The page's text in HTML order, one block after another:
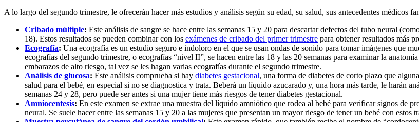
A lo largo del segundo trimestre, le ofrecerán hacer más estudios y análisis según su edad, su salud, sus antecedentes médicos
Cribado múltiple: Este análisis de sangre se hace entre las semanas 15 y 20 para descartar defectos del tubo neural
18). Estos resultados se pueden combinar con los exámenes de cribado del primer trimestre para obtener resultados más
Ecografía: Una ecografía es un estudio seguro e indoloro en el que se usan ondas de sonido para tomar imágenes que
ecografías del segundo trimestre, o ecografías “nivel II”, se hacen entre las 18 y las 20 semanas para examinar la
embarazos de alto riesgo, tal vez se les hagan varias ecografías durante el segundo trimestre.
Análisis de glucosa: Este análisis comprueba si hay diabetes gestacional, una forma de diabetes de corto plazo que
salud para el bebé, en especial si no se diagnostica y trata. Beberá un líquido azucarado y, una hora más tarde, le harán
semanas 24 y 28, pero puede ser antes si una mujer tiene más riesgos de tener diabetes gestacional.
Amniocentesis: En este examen se extrae una muestra del líquido amniótico que rodea al bebé para verificar signos de
neural. Se suele hacer entre las semanas 15 y 20 a las mujeres que presentan un mayor riesgo de tener un bebé con estos